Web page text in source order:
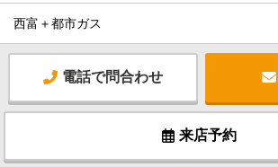
西富＋都市ガス
電話で問合わせ
来店予約